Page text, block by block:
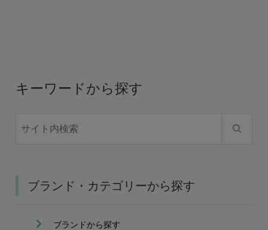
キーワードから探す
ブランド・カテゴリーから探す
ブランドから探す